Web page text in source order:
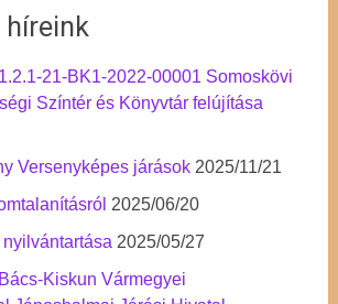
híreink
21-BK1-2022-00001 Somoskövi
Színtér és Könyvtár felújítása
Versenyképes járások 2025/11/21
2025/06/20
2025/05/27
Kiskun Vármegyei